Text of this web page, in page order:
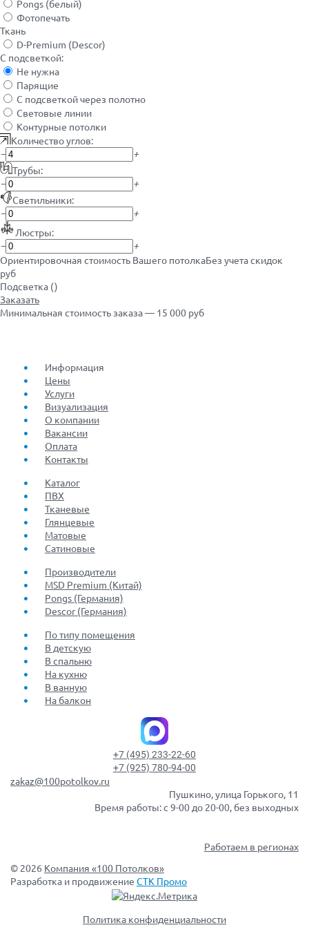
Pongs (белый)
Фотопечать
Ткань
D-Premium (Descor)
С подсветкой:
Не нужна
Парящие
С подсветкой через полотно
Световые линии
Контурные потолки
Количество углов:
− +
Трубы:
− +
Светильники:
− +
Люстры:
− +
Ориентировочная стоимость Вашего потолкаБез учета скидок
руб
Подсветка ()
Заказать
Минимальная стоимость заказа — 15 000 руб
Информация
Цены
Услуги
Визуализация
О компании
Вакансии
Оплата
Контакты
Каталог
ПВХ
Тканевые
Глянцевые
Матовые
Сатиновые
Производители
MSD Premium (Китай)
Pongs (Германия)
Descor (Германия)
По типу помещения
В детскую
В спальню
На кухню
В ванную
На балкон
+7 (495) 233-22-60
+7 (925) 780-94-00
zakaz@100potolkov.ru
Пушкино, улица Горького, 11
Время работы: с 9-00 до 20-00, без выходных
Работаем в регионах
© 2026 Компания «100 Потолков»
Разработка и продвижение СТК Промо
Политика конфиденциальности